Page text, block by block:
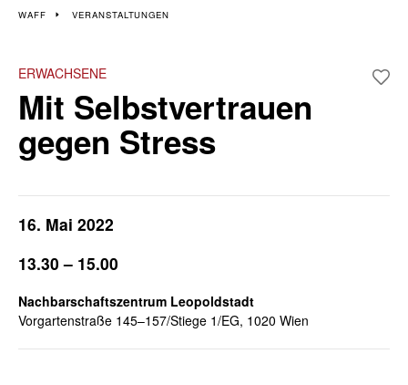
Veranstaltungen im 2.
und 20. Bezirk
Wiener Wochen für Beruf und Weiterbildung
WAFF VERANSTALTUNGEN
ERWACHSENE
Mit Selbstvertrauen
gegen Stress
16. Mai 2022
13.30 – 15.00
Nachbarschaftszentrum Leopoldstadt
Vorgartenstraße 145–157/Stiege 1/EG, 1020 Wien